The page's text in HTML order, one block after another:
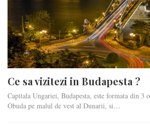
Ce sa vizitezi in Budapesta ?
Capitala Ungariei, Budapesta, este formata din 3
Óbuda pe malul de vest al Dunarii, si…